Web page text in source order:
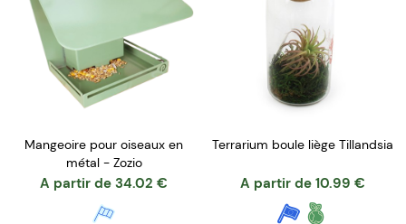
Mangeoire pour oiseaux en
métal - Zozio
A partir de 34.02 €
Terrarium boule liège Tillandsia
A partir de 10.99 €